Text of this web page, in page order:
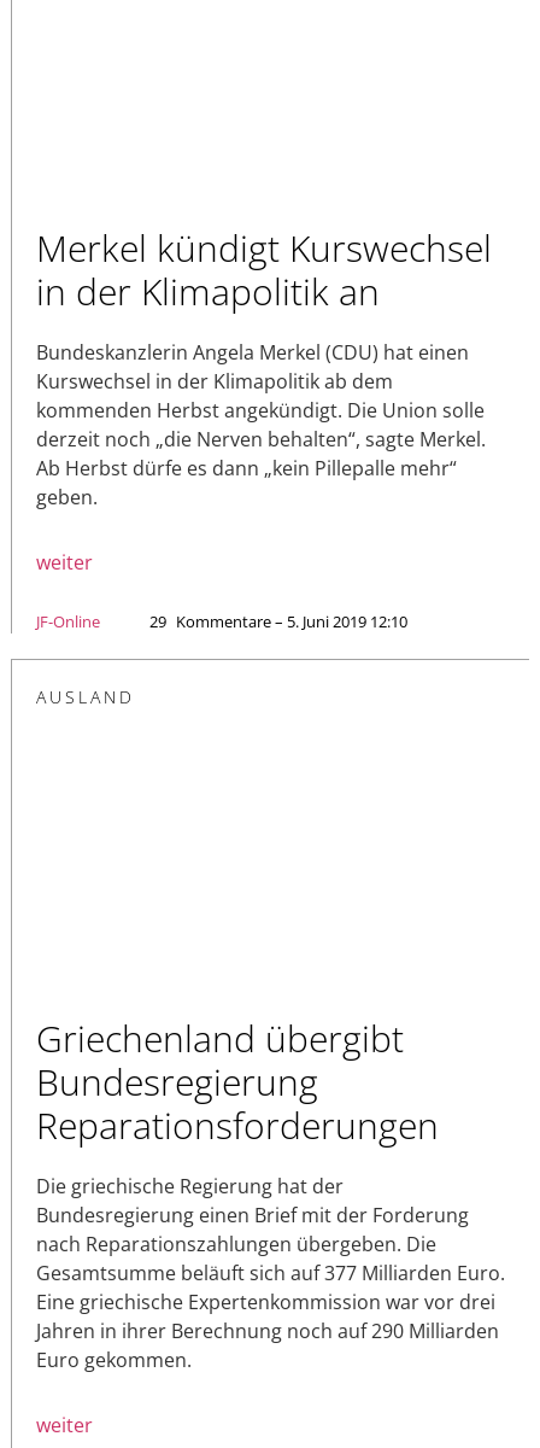
Merkel kündigt Kurswechsel
in der Klimapolitik an
Bundeskanzlerin Angela Merkel (CDU) hat einen
Kurswechsel in der Klimapolitik ab dem
kommenden Herbst angekündigt. Die Union solle
derzeit noch „die Nerven behalten“, sagte Merkel.
Ab Herbst dürfe es dann „kein Pillepalle mehr“
geben.
weiter
JF-Online 29 Kommentare – 5. Juni 2019 12:10
AUSLAND
Griechenland übergibt
Bundesregierung
Reparationsforderungen
Die griechische Regierung hat der
Bundesregierung einen Brief mit der Forderung
nach Reparationszahlungen übergeben. Die
Gesamtsumme beläuft sich auf 377 Milliarden Euro.
Eine griechische Expertenkommission war vor drei
Jahren in ihrer Berechnung noch auf 290 Milliarden
Euro gekommen.
weiter